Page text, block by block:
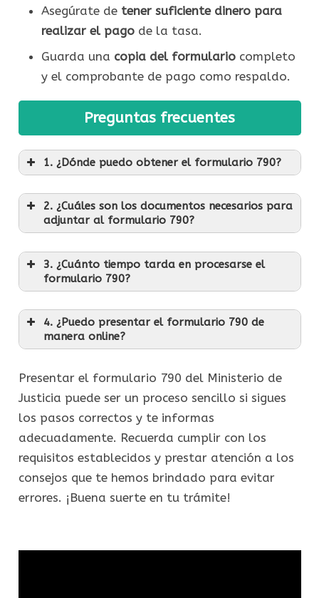
Asegúrate de tener suficiente dinero para
realizar el pagode la tasa.
Guarda una copia del formulariocompleto
y el comprobante de pago como respaldo.
Preguntas frecuentes
1. ¿Dónde puedo obtener el formulario 790?
2. ¿Cuáles son los documentos necesarios para
adjuntar al formulario 790?
3. ¿Cuánto tiempo tarda en procesarse el
formulario 790?
4. ¿Puedo presentar el formulario 790 de
manera online?
Presentar el formulario 790 del Ministerio de
Justicia puede ser un proceso sencillo si sigues
los pasos correctos y te informas
adecuadamente. Recuerda cumplir con los
requisitos establecidos y prestar atención a los
consejos que te hemos brindado para evitar
errores. ¡Buena suerte en tu trámite!